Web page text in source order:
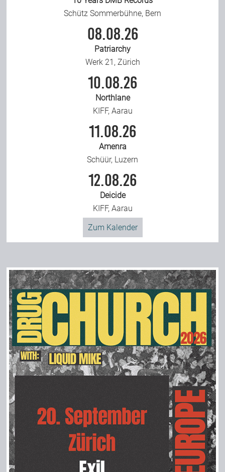
Schütz Sommerbühne, Bern
08.08.26
Patriarchy
Werk 21, Zürich
10.08.26
Northlane
KIFF, Aarau
11.08.26
Amenra
Schüür, Luzern
12.08.26
Deicide
KIFF, Aarau
Zum Kalender